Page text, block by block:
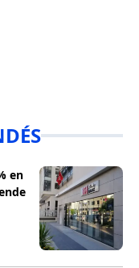
en